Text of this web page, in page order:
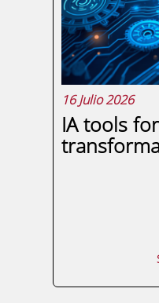
talento o
es...
16 Julio 2026
IA tools